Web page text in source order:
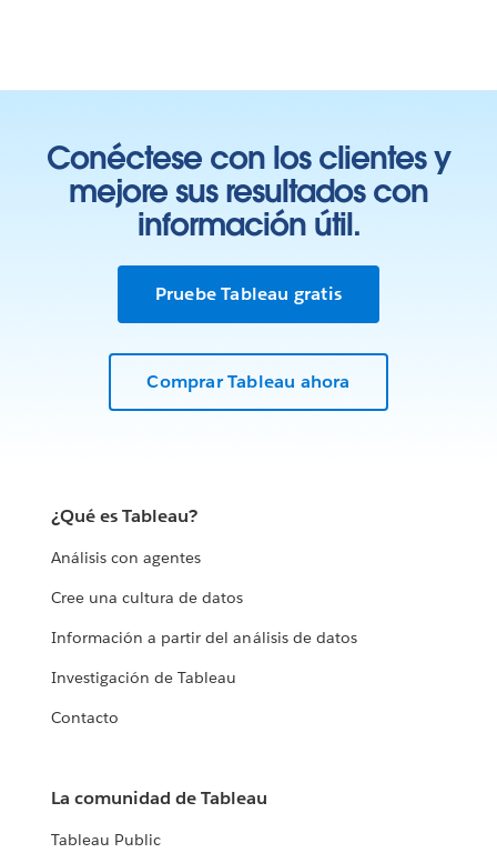
Conéctese con los clientes y
mejore sus resultados con
información útil.
Pruebe Tableau gratis
Comprar Tableau ahora
¿Qué es Tableau?
Análisis con agentes
Cree una cultura de datos
Información a partir del análisis de datos
Investigación de Tableau
Contacto
La comunidad de Tableau
Tableau Public